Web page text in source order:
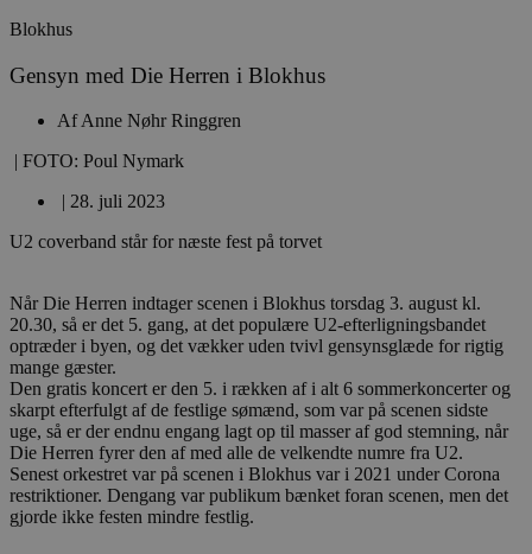
Blokhus
Gensyn med Die Herren i Blokhus
AfAnne Nøhr Ringgren
| FOTO: Poul Nymark
| 28. juli 2023
U2 coverband står for næste fest på torvet
Når Die Herren indtager scenen i Blokhus torsdag 3. august kl.
20.30, så er det 5. gang, at det populære U2-efterligningsbandet
optræder i byen, og det vækker uden tvivl gensynsglæde for rigtig
mange gæster.
Den gratis koncert er den 5. i rækken af i alt 6 sommerkoncerter og
skarpt efterfulgt af de festlige sømænd, som var på scenen sidste
uge, så er der endnu engang lagt op til masser af god stemning, når
Die Herren fyrer den af med alle de velkendte numre fra U2.
Senest orkestret var på scenen i Blokhus var i 2021 under Corona
restriktioner. Dengang var publikum bænket foran scenen, men det
gjorde ikke festen mindre festlig.